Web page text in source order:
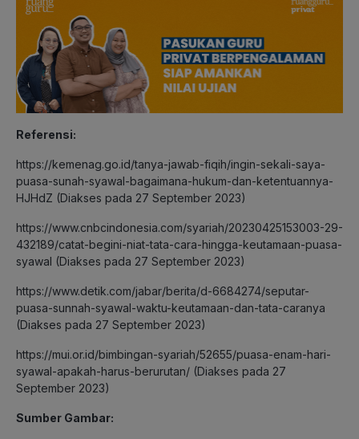
Referensi:
https://kemenag.go.id/tanya-jawab-fiqih/ingin-sekali-saya-
puasa-sunah-syawal-bagaimana-hukum-dan-ketentuannya-
HJHdZ (Diakses pada 27 September 2023)
https://www.cnbcindonesia.com/syariah/20230425153003-29-
432189/catat-begini-niat-tata-cara-hingga-keutamaan-puasa-
syawal (Diakses pada 27 September 2023)
https://www.detik.com/jabar/berita/d-6684274/seputar-
puasa-sunnah-syawal-waktu-keutamaan-dan-tata-caranya
(Diakses pada 27 September 2023)
https://mui.or.id/bimbingan-syariah/52655/puasa-enam-hari-
syawal-apakah-harus-berurutan/ (Diakses pada 27
September 2023)
Sumber Gambar: